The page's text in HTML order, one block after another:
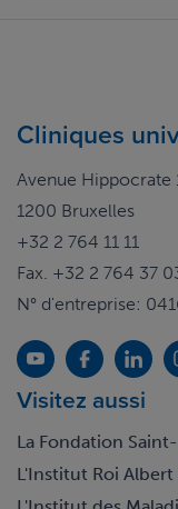
Cliniques
Avenue Hippocrate
1200 Bruxelles
+32 2 764 11 11
Fax. +32 2 764 37
N° d'entreprise:
Visitez aussi
La Fondation
L'Institut Roi Albert